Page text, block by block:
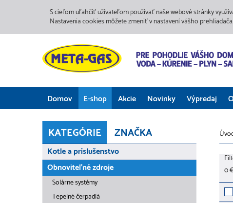
S cieľom uľahčiť užívateľom používať naše webové stránky
Nastavenia cookies môžete zmeniť v nastavení vášho prehliadača.
Domov E-shop Akcie Novinky Výpredaj
KATEGÓRIE ZNAČKA
Kotle a príslušenstvo
Obnoviteľné zdroje
Solárne systémy
Tepelné čerpadlá
0 €